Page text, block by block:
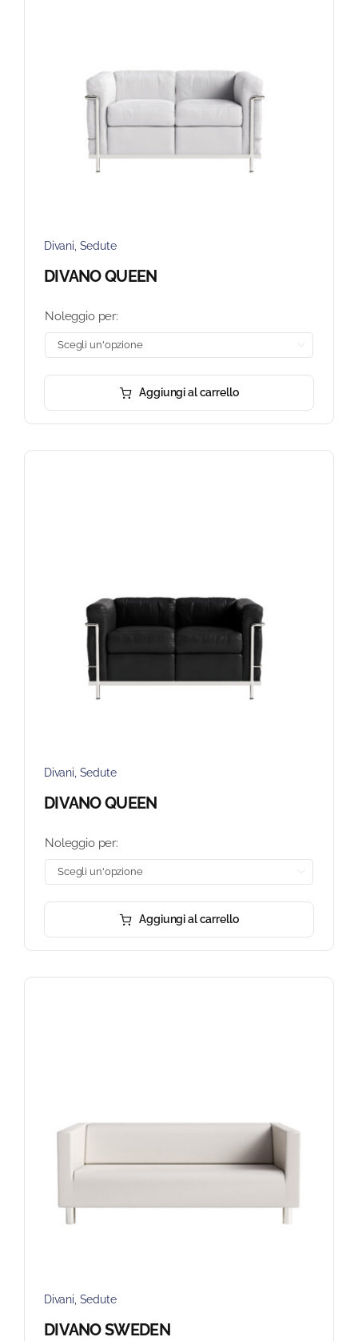
Divani, Sedute
DIVANO QUEEN
Noleggio per:
Aggiungi al carrello
Divani, Sedute
DIVANO QUEEN
Noleggio per:
Aggiungi al carrello
Divani, Sedute
DIVANO SWEDEN